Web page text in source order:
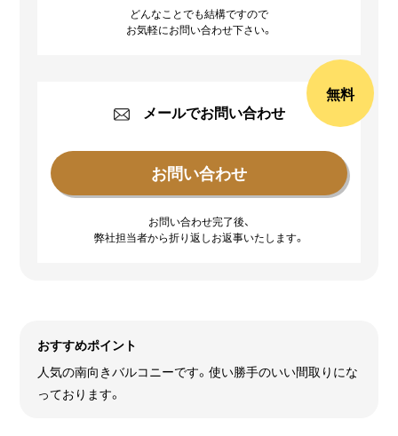
どんなことでも結構ですので
お気軽にお問い合わせ下さい。
無料
メールでお問い合わせ
お問い合わせ完了後、
弊社担当者から折り返しお返事いたします。
おすすめポイント
人気の南向きバルコニーです。使い勝手のいい間取りにな
っております。